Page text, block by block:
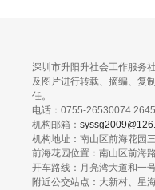
深圳市升阳升社会工作服务
及图片进行转载、摘编、复
任。
电话：0755-26530074
机构邮箱：
机构地址：南山区前海花园
前海花园位置：南山区前海
开车路线：月亮湾大道和一
附近公交站点：大新村、星